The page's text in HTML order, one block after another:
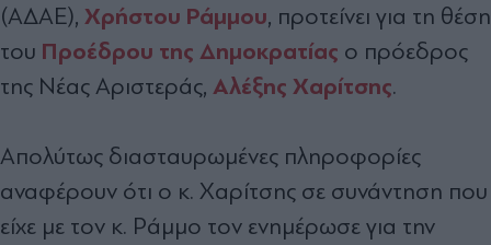
(ΑΔΑΕ), Χρήστου Ράμμου, προτείνει για τη θέση
του Προέδρου της Δημοκρατίας ο πρόεδρος
της Νέας Αριστεράς, Αλέξης Χαρίτσης.
Απολύτως διασταυρωμένες πληροφορίες
αναφέρουν ότι ο κ. Χαρίτσης σε συνάντηση που
είχε με τον κ. Ράμμο τον ενημέρωσε για την